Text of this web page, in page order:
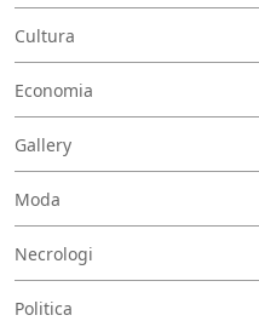
Cultura
Economia
Gallery
Moda
Necrologi
Politica